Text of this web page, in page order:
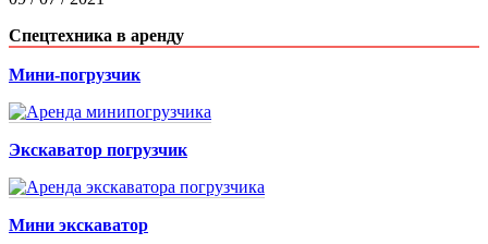
Спецтехника в аренду
Мини-погрузчик
Экскаватор погрузчик
Мини экскаватор